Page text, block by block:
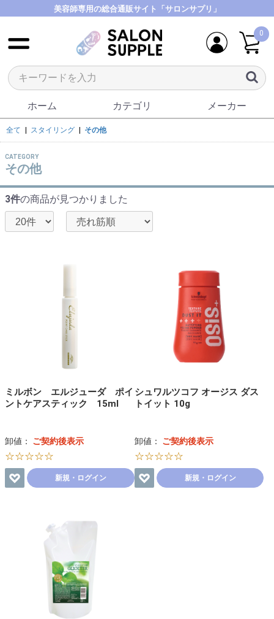
美容師専用の総合通販サイト「サロンサプリ」
0
ホーム カテゴリ メーカー
全て スタイリング その他
CATEGORY
その他
3件の商品が見つかりました
ミルボン エルジューダ ポイ
ントケアスティック 15ml
卸値： ご契約後表示
☆☆☆☆☆
新規・ログイン
シュワルツコフ オージス ダス
トイット 10g
卸値： ご契約後表示
☆☆☆☆☆
新規・ログイン